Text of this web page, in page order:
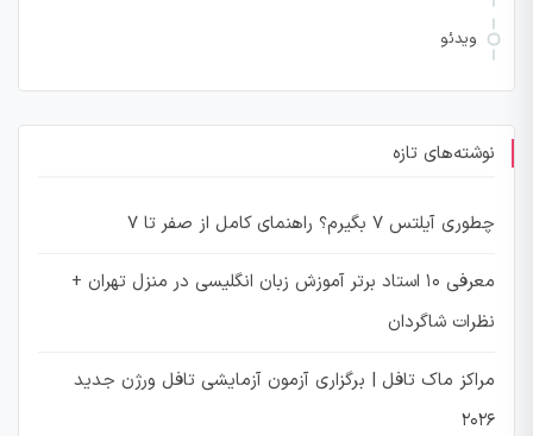
ویدئو
نوشته‌های تازه
چطوری آیلتس ۷ بگیرم؟ راهنمای کامل از صفر تا ۷
معرفی ۱۰ استاد برتر آموزش زبان انگلیسی در منزل تهران +
نظرات شاگردان
مراکز ماک تافل | برگزاری آزمون آزمایشی تافل ورژن جدید
2026